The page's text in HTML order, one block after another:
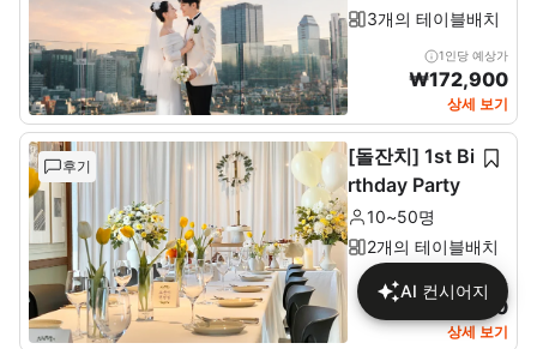
3개의 테이블배치
1인당 예상가
₩172,900
상세 보기
후기
[돌잔치] 1st Bi
rthday Party
10~50명
2개의 테이블배치
1인당 예상가
₩137,680
상세 보기
AI 컨시어지